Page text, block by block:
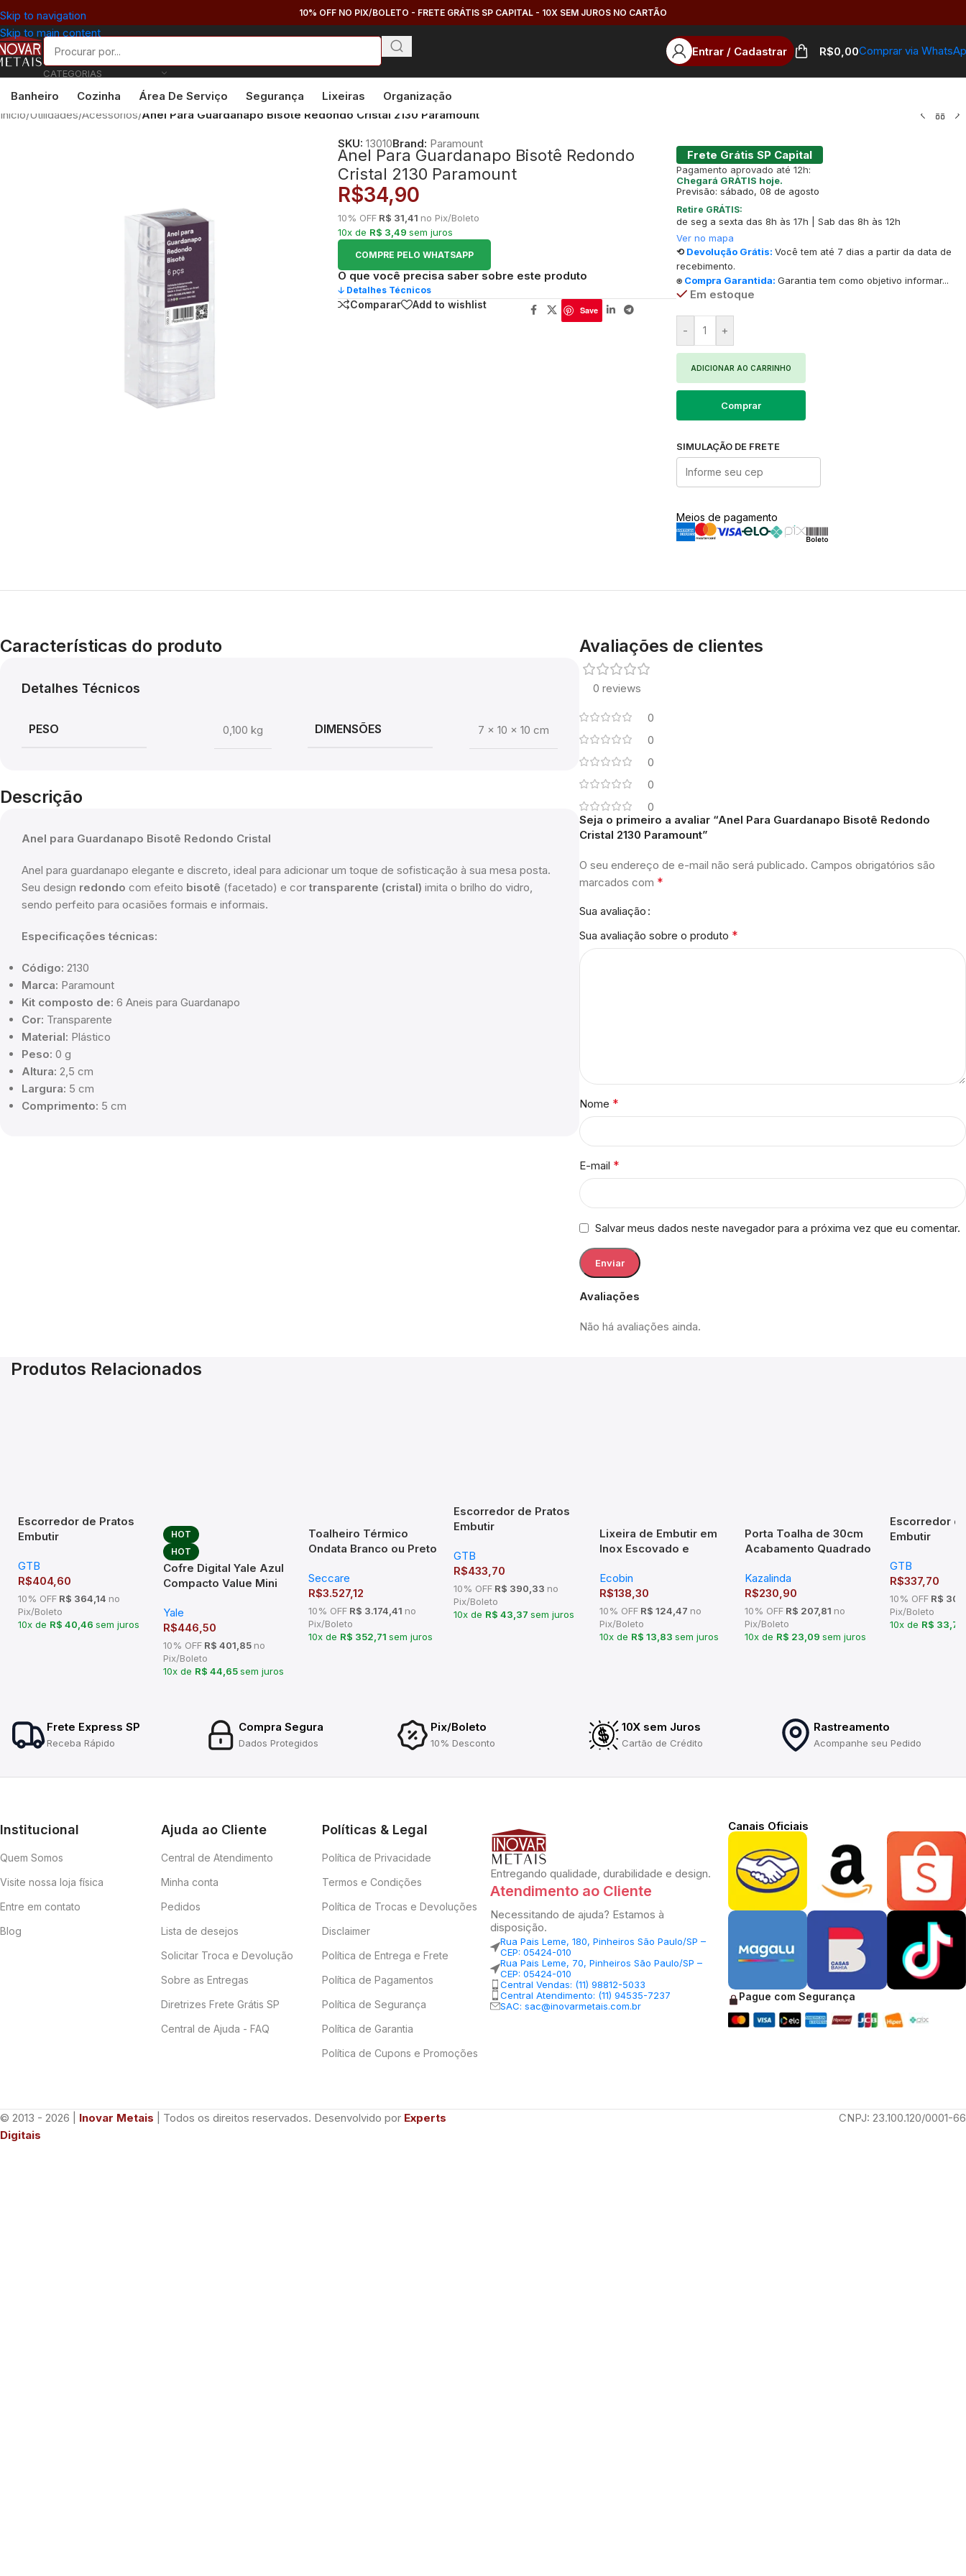
Skip to navigation
Skip to main content
10% OFF NO PIX/BOLETO - FRETE GRÁTIS SP CAPITAL - 10X SEM JUROS NO CARTÃO
CATEGORIAS
Entrar / Cadastrar R$0,00Comprar via
Banheiro Cozinha Área De Serviço Segurança Lixeiras
Organização
Início/Utilidades/Acessórios/Anel Para Guardanapo Bisotê Redondo Cristal 2130 Paramount
SKU:13010Brand: Paramount
Anel Para Guardanapo Bisotê Redondo
Cristal 2130 Paramount
R$34,90
10% OFF R$ 31,41 no Pix/Boleto
10x de R$ 3,49sem juros
COMPRE PELO WHATSAPP
O que você precisa saber sobre este produto
🡣 Detalhes Técnicos
Comparar Add to wishlist Save
Frete Grátis SP Capital
Pagamento aprovado até 12h:
Chegará GRÁTIS hoje.
Previsão: sábado, 08 de agosto
Retire GRÁTIS:
de seg a sexta das 8h às 17h | Sab das 8h às 12h
Ver no mapa
⟲ Devolução Grátis: Você tem até 7 dias a partir da data de
recebimento.
⍟ Compra Garantida: Garantia tem como objetivo informar...
Em estoque
- +
ADICIONAR AO CARRINHO
Comprar
SIMULAÇÃO DE FRETE
Meios de pagamento
Características do produto
Detalhes Técnicos
PESO 0,100 kg DIMENSÕES 7 × 10 × 10 cm
Descrição
Anel para Guardanapo Bisotê Redondo Cristal
Anel para guardanapo elegante e discreto, ideal para adicionar um toque de sofisticação à sua mesa posta.
Seu design redondo com efeito bisotê (facetado) e cor transparente (cristal) imita o brilho do vidro,
sendo perfeito para ocasiões formais e informais.
Especificações técnicas:
Código: 2130
Marca: Paramount
Kit composto de: 6 Aneis para Guardanapo
Cor: Transparente
Material: Plástico
Peso: 0 g
Altura: 2,5 cm
Largura: 5 cm
Comprimento: 5 cm
Avaliações de clientes
0 reviews
0
0
0
0
0
Avaliações
Não há avaliações ainda.
Seja o primeiro a avaliar “Anel Para Guardanapo Bisotê Redondo
Cristal 2130 Paramount”
O seu endereço de e-mail não será publicado. Campos obrigatórios são
marcados com *
Sua avaliação
Sua avaliação sobre o produto *
Nome *
E-mail *
Salvar meus dados neste navegador para a próxima vez que eu comentar.
Produtos Relacionados
Escorredor de Pratos
Embutir
600mm Inox
GTB
R$404,60
10% OFF R$ 364,14 no
Pix/Boleto
10x de R$ 40,46 sem juros
HOT
HOT
Cofre Digital Yale Azul
Compacto Value Mini
e Escritório
Yale
R$446,50
10% OFF R$ 401,85 no
Pix/Boleto
10x de R$ 44,65sem juros
Toalheiro Térmico
Ondata Branco ou Preto
Seccare
R$3.527,12
10% OFF R$ 3.174,41 no
Pix/Boleto
10x de R$ 352,71sem juros
Escorredor de Pratos
Embutir
700mm Inox
GTB
R$433,70
10% OFF R$ 390,33 no
Pix/Boleto
10x de R$ 43,37sem juros
Lixeira de Embutir em
Inox Escovado e
enferruja
Ecobin
R$138,30
10% OFFR$ 124,47 no
Pix/Boleto
10x de R$ 13,83 sem juros
Porta Toalha de 30cm
Acabamento Quadrado
Kazalinda
R$230,90
10% OFFR$ 207,81 no
Pix/Boleto
10x de R$ 23,09 sem juros
Escorredor
Embutir
1000mm
GTB
R$337,70
10% OFFR$
Pix/Boleto
10x de R$ 33,77
Frete Express SP
Receba Rápido
Compra Segura
Dados Protegidos
Pix/Boleto
10% Desconto
10X sem Juros
Cartão de Crédito
Rastreamento
Acompanhe seu Pedido
Institucional
Quem Somos
Visite nossa loja física
Entre em contato
Blog
Ajuda ao Cliente
Central de Atendimento
Minha conta
Pedidos
Lista de desejos
Solicitar Troca e Devolução
Sobre as Entregas
Diretrizes Frete Grátis SP
Central de Ajuda - FAQ
Políticas & Legal
Política de Privacidade
Termos e Condições
Política de Trocas e Devoluções
Disclaimer
Política de Entrega e Frete
Política de Pagamentos
Política de Segurança
Política de Garantia
Política de Cupons e Promoções
Entregando qualidade, durabilidade e design.
Atendimento ao Cliente
Necessitando de ajuda? Estamos à
disposição.
Rua Pais Leme, 180, Pinheiros São Paulo/SP –
CEP: 05424-010
Rua Pais Leme, 70, Pinheiros São Paulo/SP –
CEP: 05424-010
Central Vendas: (11) 98812-5033
Central Atendimento: (11) 94535-7237
SAC: sac@inovarmetais.com.br
Canais Oficiais
Pague com Segurança
© 2013 - 2026 | Inovar Metais | Todos os direitos reservados. Desenvolvido por Experts
Digitais
CNPJ: 23.100.120/0001-66